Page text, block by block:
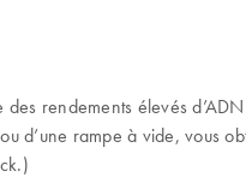
rendements élevés
d’une rampe à vide, vous